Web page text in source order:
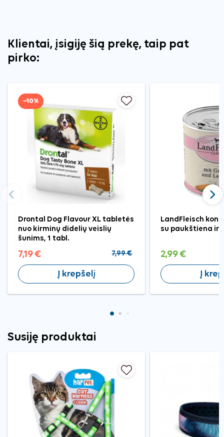
Klientai, įsigiję šią prekę, taip pat
pirko:
−10%
Drontal Dog Flavour XL tabletės
nuo kirminų didelių veislių
šunims, 1 tabl.
7,19 € 7,99 €
Į krepšelį
LandFleisch
su paukštiena ir
2,99 €
Į
Ankstesnis
Susiję produktai